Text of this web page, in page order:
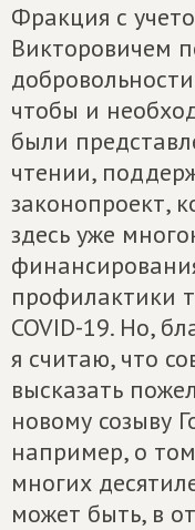
Фракция с
Викторовичем
чтобы и
были
чтении,
законопроект,
здесь уже
профилактики
COVID-19. Но,
я считаю, что
высказать
новому созыву
например, о
многих
может быть, в